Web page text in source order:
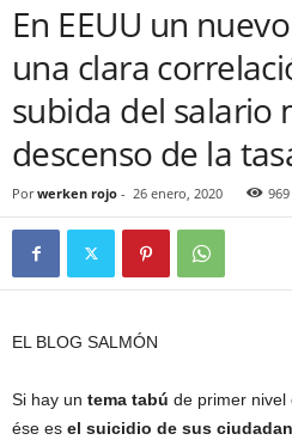
En EEUU un
una clara
subida del salario
descenso de la
Por werken rojo - 26 enero, 2020 969
EL BLOG SALMÓN
Si hay un tema tabú de primer nivel
ése es el suicidio de sus